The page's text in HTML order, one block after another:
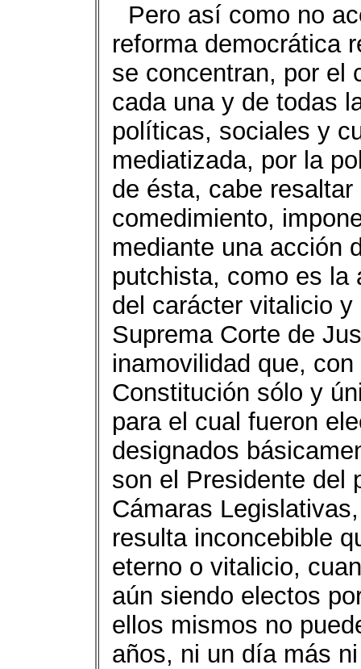
Pero así como no
reforma democrática
se concentran, por el
cada una y de todas
políticas, sociales y
mediatizada, por la
de ésta, cabe
comedimiento,
mediante una acción
putchista, como es la
del carácter vitalicio
Suprema Corte de
inamovilidad que,
Constitución sólo y
para el cual fueron
designados
son el Presidente del
Cámaras
resulta inconcebible
eterno o vitalicio,
aún siendo electos
ellos mismos no
años, ni un día más